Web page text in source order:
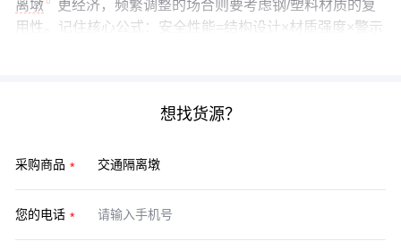
离墩
更经济，频繁调整的场合则要考虑钢/塑料材质的复
用性。记住核心公式：安全性能=结构设计×材质强度×警示
想找货源？
采购商品
您的电话